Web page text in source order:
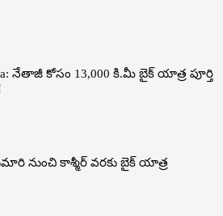
నేతాజీ కోసం 13,000 కి.మీ బైక్ యాత్ర పూర్తి
నుంచి కాశ్మీర్ వరకు బైక్ యాత్ర